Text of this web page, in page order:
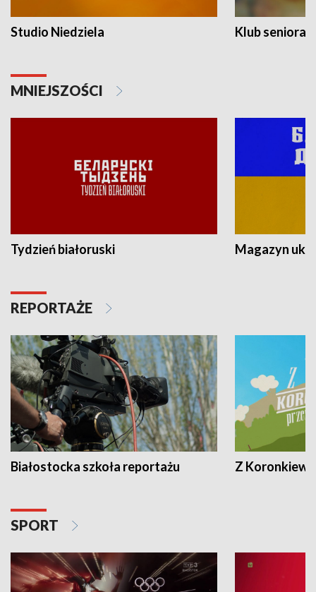
Studio Niedziela Klub seniora
MNIEJSZOŚCI
Tydzień białoruski Magazyn
REPORTAŻE
Białostocka szkoła reportażu Z
SPORT